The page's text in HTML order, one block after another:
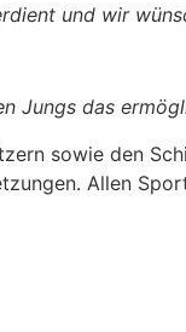
und wir
Jungs das
sowie den
Allen